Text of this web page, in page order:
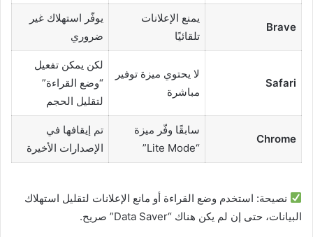
Brave
يمنع الإعلانات
تلقائيًا
يوفّر استهلاك غير
ضروري
Safari
لا يحتوي ميزة توفير
مباشرة
لكن يمكن تفعيل
“وضع القراءة”
لتقليل الحجم
Chrome
سابقًا وفّر ميزة
“Lite Mode”
تم إيقافها في
الإصدارات الأخيرة
نصيحة: استخدم وضع القراءة أو مانع الإعلانات لتقليل استهلاك
البيانات، حتى إن لم يكن هناك “Data Saver” صريح.